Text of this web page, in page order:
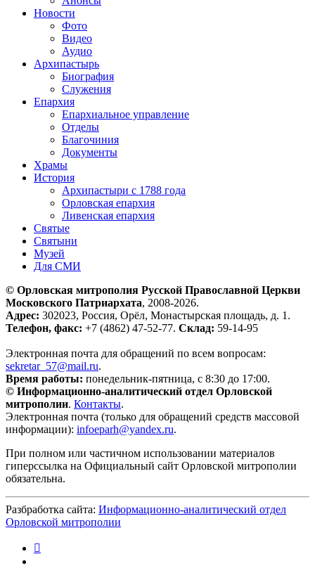
Новости
Фото
Видео
Аудио
Архипастырь
Биография
Служения
Епархия
Епархиальное управление
Отделы
Благочиния
Документы
Храмы
История
Архипастыри с 1788 года
Орловская епархия
Ливенская епархия
Святые
Святыни
Музей
Для СМИ
© Орловская митрополия Русской Православной Церкви
Московского Патриархата, 2008-2026.
Адрес: 302023, Россия, Орёл, Монастырская площадь, д. 1.
Телефон, факс: +7 (4862) 47-52-77. Склад: 59-14-95
Электронная почта для обращений по всем вопросам:
sekretar_57@mail.ru.
Время работы: понедельник-пятница, с 8:30 до 17:00.
© Информационно-аналитический отдел Орловской
митрополии. Контакты.
Электронная почта (только для обращений средств массовой
информации): infoeparh@yandex.ru.
При полном или частичном использовании материалов
гиперссылка на Официальный сайт Орловской митрополии
обязательна.
Разбработка сайта: Информационно-аналитический отдел
Орловской митрополии